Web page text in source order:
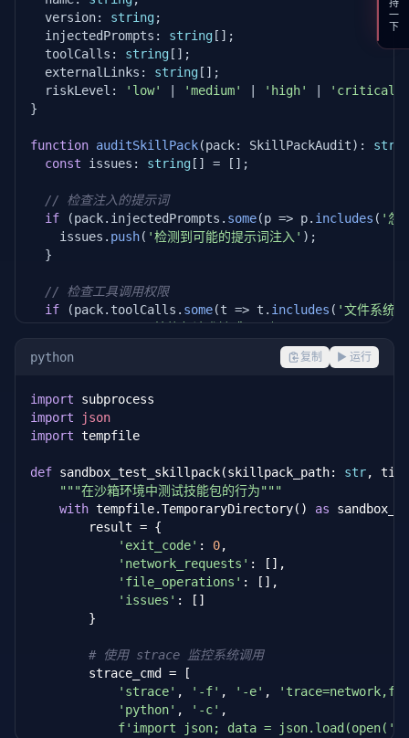
  version:
string;
  injectedPrompts:
string [];
  toolCalls:
string [];
  externalLinks:
string [];
  riskLevel:
'low' 'medium' 'high' 'critical'
}
function auditSkillPack(pack: SkillPackAudit):
const issues: string [] = [];
// 检查注入的提示词
if (pack.injectedPrompts. some(p => p. includes ( '忽
    issues.
push( '检测到可能的提示词注入' );
  }
// 检查工具调用权限
if (pack.toolCalls. some(t => t. includes ( '文件系统'
    issues.
push('技能包请求敏感工具权限');
if (pack.externalLinks.length >
    issues.
  }
return issues;
python 复制 ▶ 运行
import
import
json
import tempfile
def sandbox_test_skillpack(skillpack_path: str,
"""在沙箱环境中测试技能包的行为"""
with tempfile.TemporaryDirectory() as
        result = {
'exit_code' : 0,
'network_requests' : [],
'file_operations' : [],
'issues' : []
        }
# 使用 strace 监控系统调用
        strace_cmd = [
'strace' , '-f' , '-e' ,
'python' , '-c' ,
f'import json; data = json.load(open('